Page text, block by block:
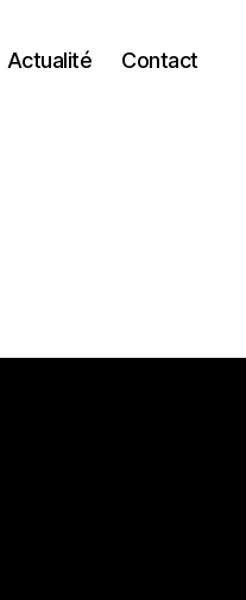
Actualité Contact